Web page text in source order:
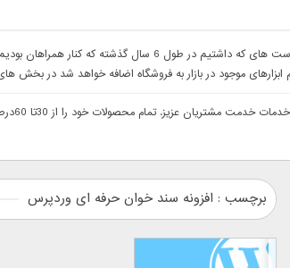
با سلام خدمت همراهان عزیز با درخواست های
موجود در بازار به فروشگاه اضافه خواهد شد در بخش
با
برچسب : افزونه سند خوان حرفه ای وردپرس